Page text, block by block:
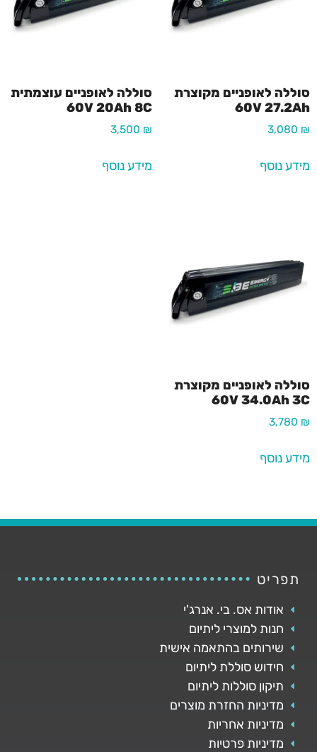
סוללה לאופניים מקוצרת
60V 27.2Ah
3,080 ₪
מידע נוסף
סוללה לאופניים עוצמתית
60V 20Ah 8C
3,500 ₪
מידע נוסף
סוללה לאופניים מקוצרת
60V 34.0Ah 3C
3,780 ₪
מידע נוסף
תפריט
אודות אס. בי. אנרג'י
חנות למוצרי ליתיום
שירותים בהתאמה אישית
חידוש סוללת ליתיום
תיקון סוללות ליתיום
מדיניות החזרת מוצרים
מדיניות אחריות
מדיניות פרטיות